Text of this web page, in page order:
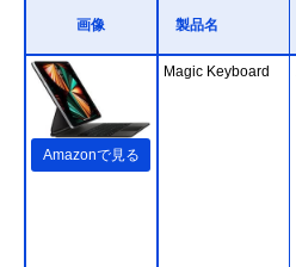
画像 製品名
Amazonで見る
Magic Keyboard